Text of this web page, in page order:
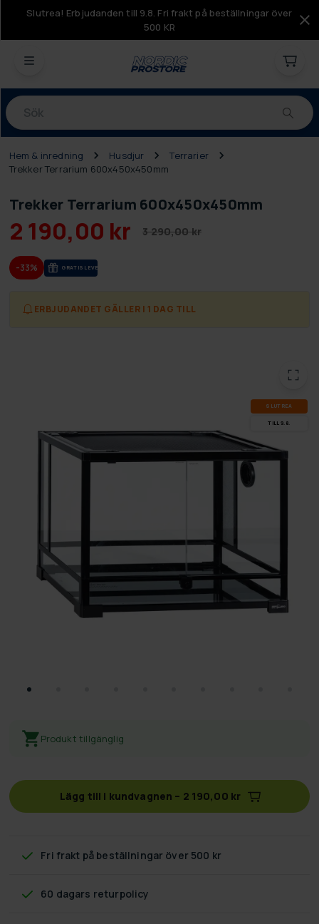
Slutrea! Erbjudanden till 9.8. Fri frakt på beställningar över
500 KR
Produkter
Hem & inredning Husdjur
Terrarier
Trekker Terrarium 600x450x450mm
Trekker Terrarium 600x450x450mm
2 190,00 kr 3 290,00 kr
-33% GRA­TIS LE­VE­RANS
ERBJUDANDET GÄLLER I 1 DAG TILL
SLUT­REA
TILL 9.8.
Produkt tillgänglig
Lägg till i kundvagnen – 2 190,00 kr
Fri frakt på beställningar över 500 kr
60 dagars returpolicy